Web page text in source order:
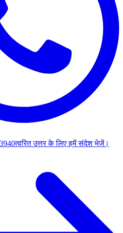
त्वरित उत्तर के लिए हमें संदेश भेजें।